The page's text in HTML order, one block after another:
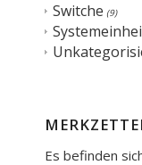
Switche (9)
Es befinden